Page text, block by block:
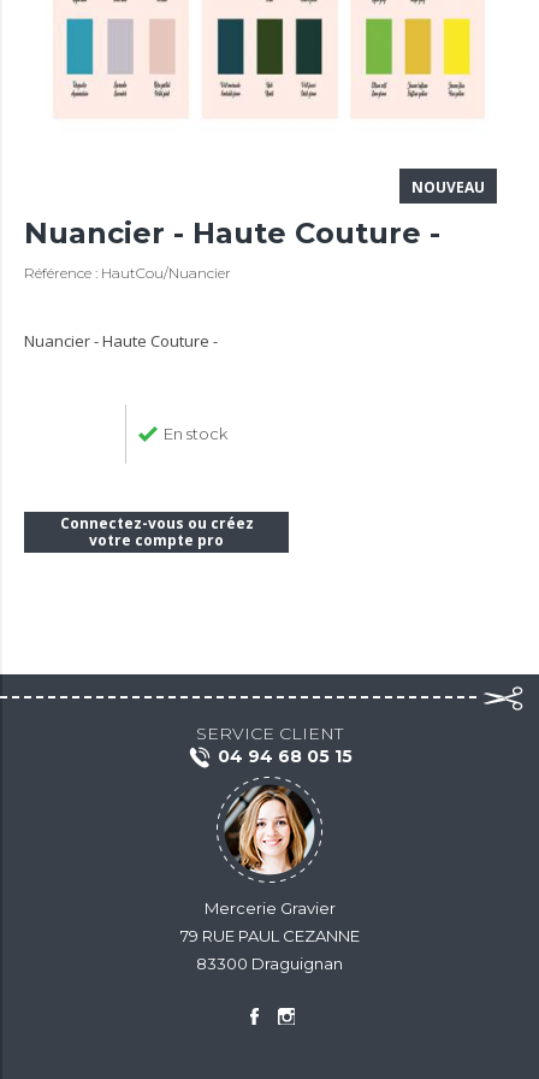
NOUVEAU
Nuancier - Haute Couture -
Référence : HautCou/Nuancier
Nuancier - Haute Couture -
En stock
Connectez-vous ou créez
votre compte pro
SERVICE CLIENT
04 94 68 05 15
Mercerie Gravier
79 RUE PAUL CEZANNE
83300 Draguignan